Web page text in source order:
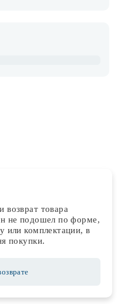
товара
не подошел по форме,
или комплектации, в
покупки.